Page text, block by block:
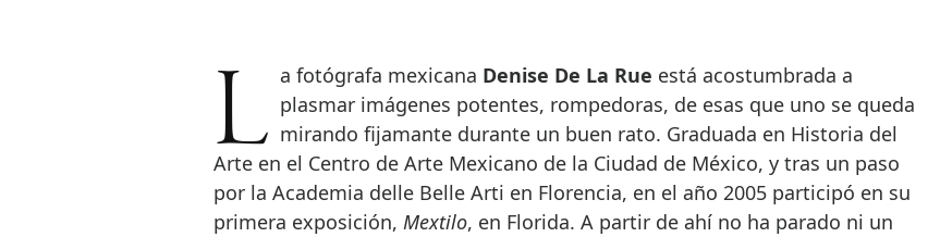
La fotógrafa mexicana Denise De La Rue está acostumbrada a
plasmar imágenes potentes, rompedoras, de esas que uno se queda
mirando fijamante durante un buen rato. Graduada en Historia del
Arte en el Centro de Arte Mexicano de la Ciudad de México, y tras un paso
por la Academia delle Belle Arti en Florencia, en el año 2005 participó en su
primera exposición, Mextilo, en Florida. A partir de ahí no ha parado ni un